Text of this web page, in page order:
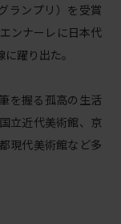
ランプリ）を受賞
ンナーレに日本代
躍り出た。
を握る孤高の生活
立近代美術館、京
現代美術館など多